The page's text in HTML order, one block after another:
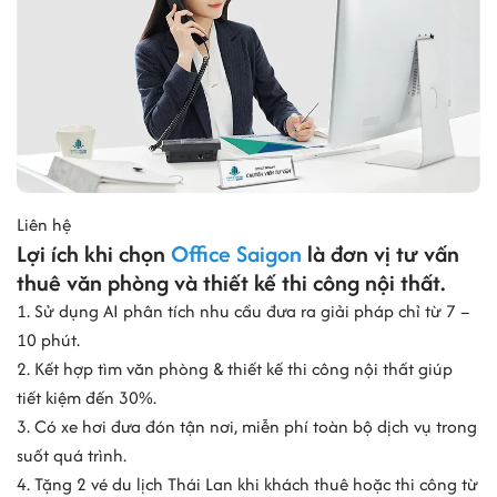
Thị trường văn phòng tại quận Tân Bình đang phát triển nhanh
trong giai đoạn 2025–2026 nhờ nhu cầu làm việc linh hoạt của các
doanh nghiệp công nghệ, logistics và startup. Thay vì thuê văn
phòng truyền thống với chi phí đầu tư lớn, nhiều doanh nghiệp lựa
chọn văn phòng trọn gói để triển khai nhanh và tối ưu chi phí vận
Một số xu hướng nổi bật của thị trường văn phòng trọn gói tại Tân
Bình gồm:
Xu hướng
Đặc điểm
Hybrid office
làm việc từ xa.
Flex office
và dễ dàng mở rộng khi cần.
Liên hệ
Lợi ích khi chọn Office Saigon là đơn vị tư vấn
thuê văn phòng và thiết kế thi công nội thất.
1. Sử dụng AI phân tích nhu cầu đưa ra giải pháp chỉ từ 7 –
10 phút.
2. Kết hợp tìm văn phòng & thiết kế thi công nội thất giúp
tiết kiệm đến 30%.
3. Có xe hơi đưa đón tận nơi, miễn phí toàn bộ dịch vụ trong
suốt quá trình.
4. Tặng 2 vé du lịch Thái Lan khi khách thuê hoặc thi công từ